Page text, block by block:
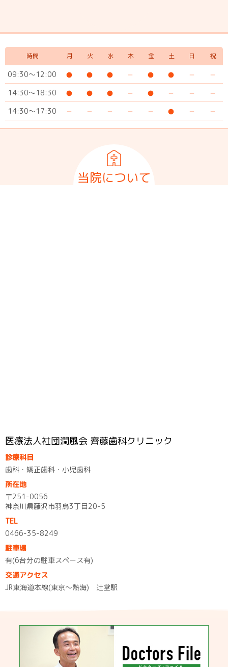
時間 月 火 水 木 金 土 日 祝
09:30～12:00
14:30～18:30
14:30～17:30
当院について
医療法人社団潤風会 齊藤歯科クリニック
診療科目
歯科・矯正歯科・小児歯科
所在地
〒251-0056
神奈川県藤沢市羽鳥3丁目20-5
TEL
0466-35-8249
駐車場
有(6台分の駐車スペース有)
交通アクセス
JR東海道本線(東京～熱海) 辻堂駅